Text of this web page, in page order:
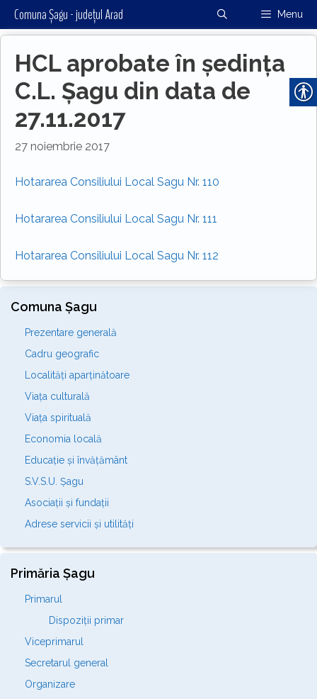
Sari
la
Comuna Șagu - județul Arad Menu
HCL aprobate în ședința
C.L. Șagu din data de
27.11.2017
27 noiembrie 2017
Hotararea Consiliului Local Sagu Nr. 110
Hotararea Consiliului Local Sagu Nr. 111
Hotararea Consiliului Local Sagu Nr. 112
Comuna Șagu
Prezentare generală
Cadru geografic
Localități aparținătoare
Viața culturală
Viața spirituală
Economia locală
Educație și învățământ
S.V.S.U. Șagu
Asociații și fundații
Adrese servicii și utilități
Primăria Șagu
Primarul
Dispoziții primar
Viceprimarul
Secretarul general
Organizare